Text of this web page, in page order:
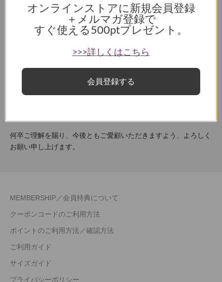
2024年12月18日より返品ガイドの内容が一部変更となりまし
【変更点】
＜お客様のご都合による返品について＞
返送などにかかる送料、手数料はすべてお客様のご負担となりま
何卒ご理解を賜り、今後ともご愛顧いただきますよう、よろしく
お願い申し上げます。
MEMBERSHIP／会員特典について
クーポンコードのご利用方法
ポイントのご利用方法／確認方法
ご利用ガイド
サイズガイド
プライバシーポリシー
オンラインストアに新規会員登録
＋メルマガ登録で
すぐ使える500ptプレゼント。
>>>詳しくはこちら
会員登録する